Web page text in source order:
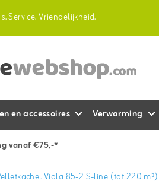
Service.Vriendelijkheid.
en accessoires Verwarming
vanaf €75,-*
Viola 85-2 S-line (tot 220 m³)